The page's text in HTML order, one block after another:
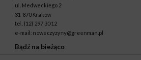
ul. Medweckiego 2
31-870 Kraków
tel. (12) 297 30 12
e-mail: noweczyzyny@greenman.pl
Bądź na bieżąco